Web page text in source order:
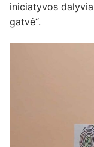
iniciatyvos
gatvė“.